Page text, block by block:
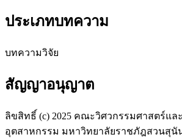
ประเภทบทความ
บทความวิจัย
สัญญาอนุญาต
ลิขสิทธิ์ (c) 2025 คณะวิศวกรรมศาสตร์แล
อุตสาหกรรม มหาวิทยาลัยราชภัฎสวนสุนั